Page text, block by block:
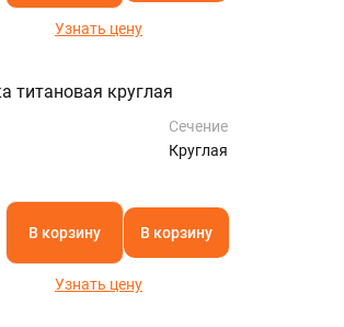
Узнать цену
титановая круглая
Сечение
Круглая
В корзину В корзину
Узнать цену